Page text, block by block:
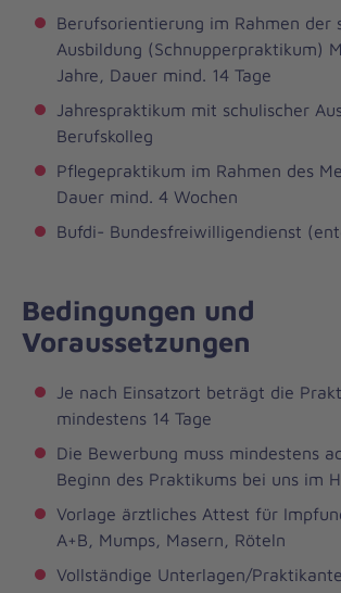
Berufsorientierung im Rahmen der
Ausbildung (Schnupperpraktikum)
Jahre, Dauer mind. 14 Tage
Jahrespraktikum mit schulischer
Berufskolleg
Pflegepraktikum im Rahmen des
Dauer mind. 4 Wochen
Bufdi- Bundesfreiwilligendienst
Bedingungen und
Voraussetzungen
Je nach Einsatzort beträgt die
mindestens 14 Tage
Die Bewerbung muss mindestens
Beginn des Praktikums bei uns im
Vorlage ärztliches Attest für
A+B, Mumps, Masern, Röteln
Vollständige Unterlagen/